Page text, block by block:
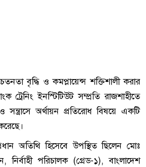
বৃদ্ধি ও কমপ্লায়েন্স শক্তিশালী করার
ট্রেনিং ইনস্টিটিউট সম্প্রতি রাজশাহীতে
সন্ত্রাসে অর্থায়ন প্রতিরোধ বিষয়ে একটি
অতিথি হিসেবে উপস্থিত ছিলেন মোঃ
পরিচালক (গ্রেড-১), বাংলাদেশ